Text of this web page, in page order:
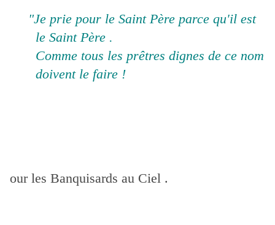
"Je prie pour le Saint Père parce qu'il est
le Saint Père .
Comme tous les prêtres dignes de ce nom
doivent le faire !
our les Banquisards au Ciel .